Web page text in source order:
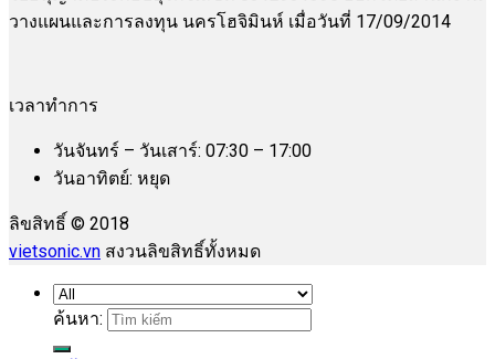
วางแผนและการลงทุน นครโฮจิมินห์ เมื่อวันที่ 17/09/2014
เวลาทำการ
วันจันทร์ – วันเสาร์: 07:30 – 17:00
วันอาทิตย์: หยุด
ลิขสิทธิ์ © 2018
vietsonic.vn สงวนลิขสิทธิ์ทั้งหมด
ค้นหา: